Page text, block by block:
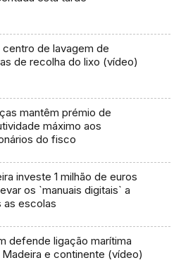
centro de lavagem de
de recolha do lixo (vídeo)
mantêm prémio de
máximo aos
do fisco
investe 1 milhão de euros
os `manuais digitais` a
as escolas
defende ligação marítima
e continente (vídeo)